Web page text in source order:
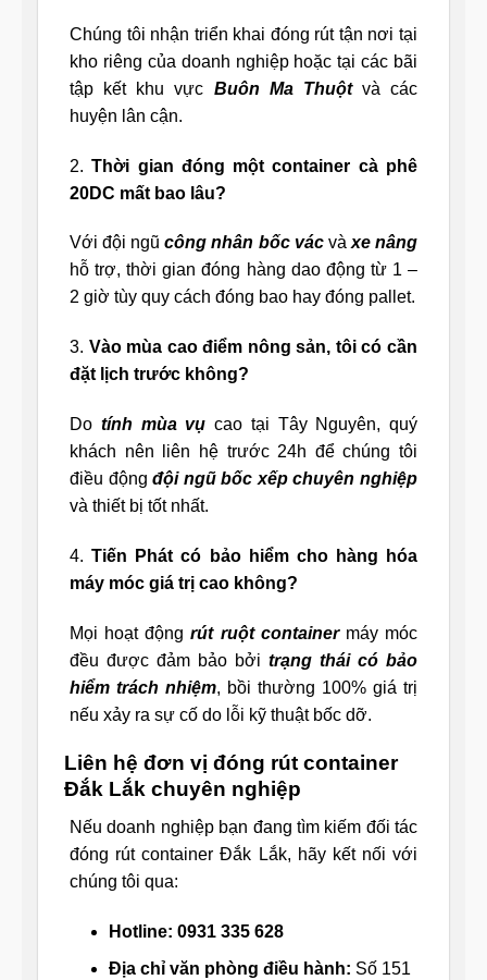
Chúng tôi nhận triển khai đóng rút tận nơi tại
kho riêng của doanh nghiệp hoặc tại các bãi
tập kết khu vực Buôn Ma Thuộtvà các
huyện lân cận.
2.Thời gian đóng một container cà phê
20DC mất bao lâu?
Với đội ngũcông nhân bốc vácvà xe nâng
hỗ trợ, thời gian đóng hàng dao động từ 1 –
2 giờ tùy quy cách đóng bao hay đóng pallet.
3. Vào mùa cao điểm nông sản, tôi có cần
đặt lịch trước không?
Do tính mùa vụ cao tại Tây Nguyên, quý
khách nên liên hệ trước 24h để chúng tôi
điều độngđội ngũ bốc xếp chuyên nghiệp
và thiết bị tốt nhất.
4.Tiến Phát có bảo hiểm cho hàng hóa
máy móc giá trị cao không?
Mọi hoạt độngrút ruột containermáy móc
đều được đảm bảo bởi trạng thái có bảo
hiểm trách nhiệm, bồi thường 100% giá trị
nếu xảy ra sự cố do lỗi kỹ thuật bốc dỡ.
Liên hệ đơn vị đóng rút container
Đắk Lắk chuyên nghiệp
Nếu doanh nghiệp bạn đang tìm kiếm đối tác
đóng rút container Đắk Lắk, hãy kết nối với
chúng tôi qua:
Hotline: 0931 335 628
Địa chỉ văn phòng điều hành: Số 151